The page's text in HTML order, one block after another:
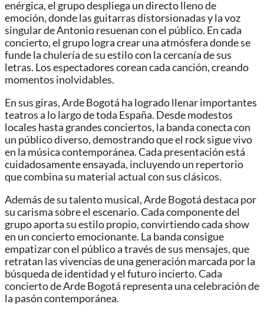
enérgica, el grupo despliega un directo lleno de
emoción, donde las guitarras distorsionadas y la voz
singular de Antonio resuenan con el público. En cada
concierto, el grupo logra crear una atmósfera donde se
funde la chulería de su estilo con la cercanía de sus
letras. Los espectadores corean cada canción, creando
momentos inolvidables.
En sus giras, Arde Bogotá ha logrado llenar importantes
teatros a lo largo de toda España. Desde modestos
locales hasta grandes conciertos, la banda conecta con
un público diverso, demostrando que el rock sigue vivo
en la música contemporánea. Cada presentación está
cuidadosamente ensayada, incluyendo un repertorio
que combina su material actual con sus clásicos.
Además de su talento musical, Arde Bogotá destaca por
su carisma sobre el escenario. Cada componente del
grupo aporta su estilo propio, convirtiendo cada show
en un concierto emocionante. La banda consigue
empatizar con el público a través de sus mensajes, que
retratan las vivencias de una generación marcada por la
búsqueda de identidad y el futuro incierto. Cada
concierto de Arde Bogotá representa una celebración de
la pasón contemporánea.